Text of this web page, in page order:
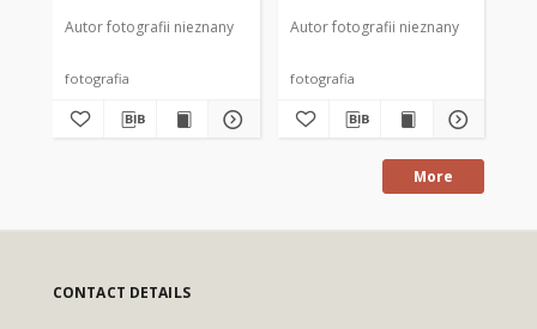
Autor fotografii nieznany
fotografia
Autor fotografii nieznany
fotografia
More
CONTACT DETAILS